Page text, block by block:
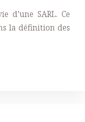
d’une SARL. Ce
la définition des